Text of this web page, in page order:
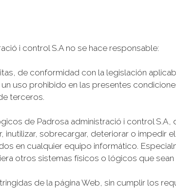
i control S.A no se hace responsable:
de conformidad con la legislación
uso prohibido en las presentes
terceros.
de Padrosa administració i control
sobrecargar, deteriorar o impedir
en cualquier equipo informático.
otros sistemas físicos o lógicos que
de la página Web, sin cumplir los